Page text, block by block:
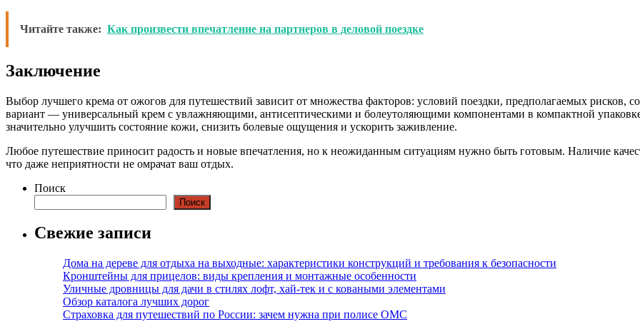
Читайте также: Как произвести впечатление на партнеров в деловой поездке
Заключение
Выбор лучшего крема от ожогов для путешествий зависит от множества факторов: условий поездки, предполагаемых рисков,
вариант — универсальный крем с увлажняющими, антисептическими и болеутоляющими компонентами в компактной
значительно улучшить состояние кожи, снизить болевые ощущения и ускорить заживление.
Любое путешествие приносит радость и новые впечатления, но к неожиданным ситуациям нужно быть готовым. Наличие
что даже неприятности не омрачат ваш отдых.
Поиск
Поиск
Свежие записи
Дома на дереве для отдыха на выходные: характеристики конструкций и требования к безопасности
Кронштейны для прицелов: виды крепления и монтажные особенности
Уличные дровницы для дачи в стилях лофт, хай-тек и с коваными элементами
Обзор каталога лучших дорог
Страховка для путешествий по России: зачем нужна при полисе ОМС